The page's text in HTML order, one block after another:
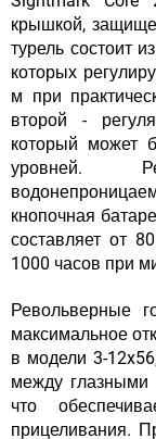
крышкой,
турель состоит
которых
м при
второй -
который может
уровней.
кнопочная
составляет от
1000 часов при
Револьверные
максимальное
в модели 3-
между глазными
что
прицеливания.